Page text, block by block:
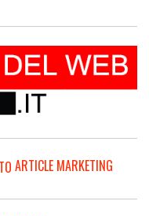
ARTICLE MARKETING